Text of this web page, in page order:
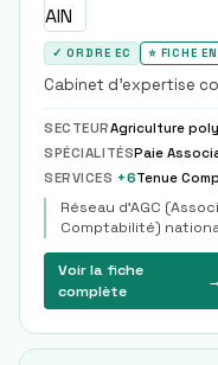
✓ ORDRE EC ⭐ FICHE
Cabinet d'expertise
entrepreneurs de la
de la Dombes.
SECTEURAgriculture
SPÉCIALITÉSPaie
SERVICES +6Tenue
Réseau d'AGC
Comptabilité)
Voir la fiche
complète
→